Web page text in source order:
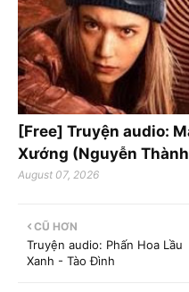
[Free] Truyện audio:
Xướng (Nguyễn
August 07, 2026
CŨ HƠN
Truyện audio: Phấn Hoa Lầu
Xanh - Tào Đình